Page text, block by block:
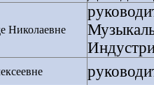
Николаевне